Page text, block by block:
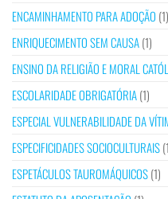
ENCAMINHAMENTO PARA ADOÇÃO (1)
ENRIQUECIMENTO SEM CAUSA(1)
ENSINO DA RELIGIÃO E MORAL
ESCOLARIDADE OBRIGATÓRIA(1)
ESPECIAL VULNERABILIDADE DA
ESPECIFICIDADES SOCIOCULTURAIS
ESPETÁCULOS TAUROMÁQUICOS(1)